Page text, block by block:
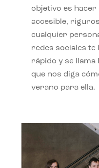
objetivo es hacer
accesible,
cualquier
redes sociales te
rápido y se llama
que nos diga
verano para ella.